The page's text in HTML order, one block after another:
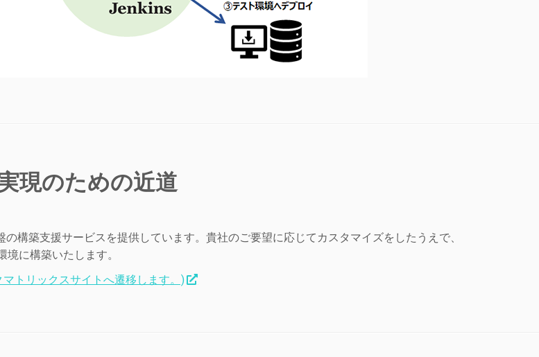
現のための近道
構築支援サービスを提供しています。貴社のご要望に応じてカスタマイズをしたうえで、
に構築いたします。
トリックスサイトへ遷移します。)